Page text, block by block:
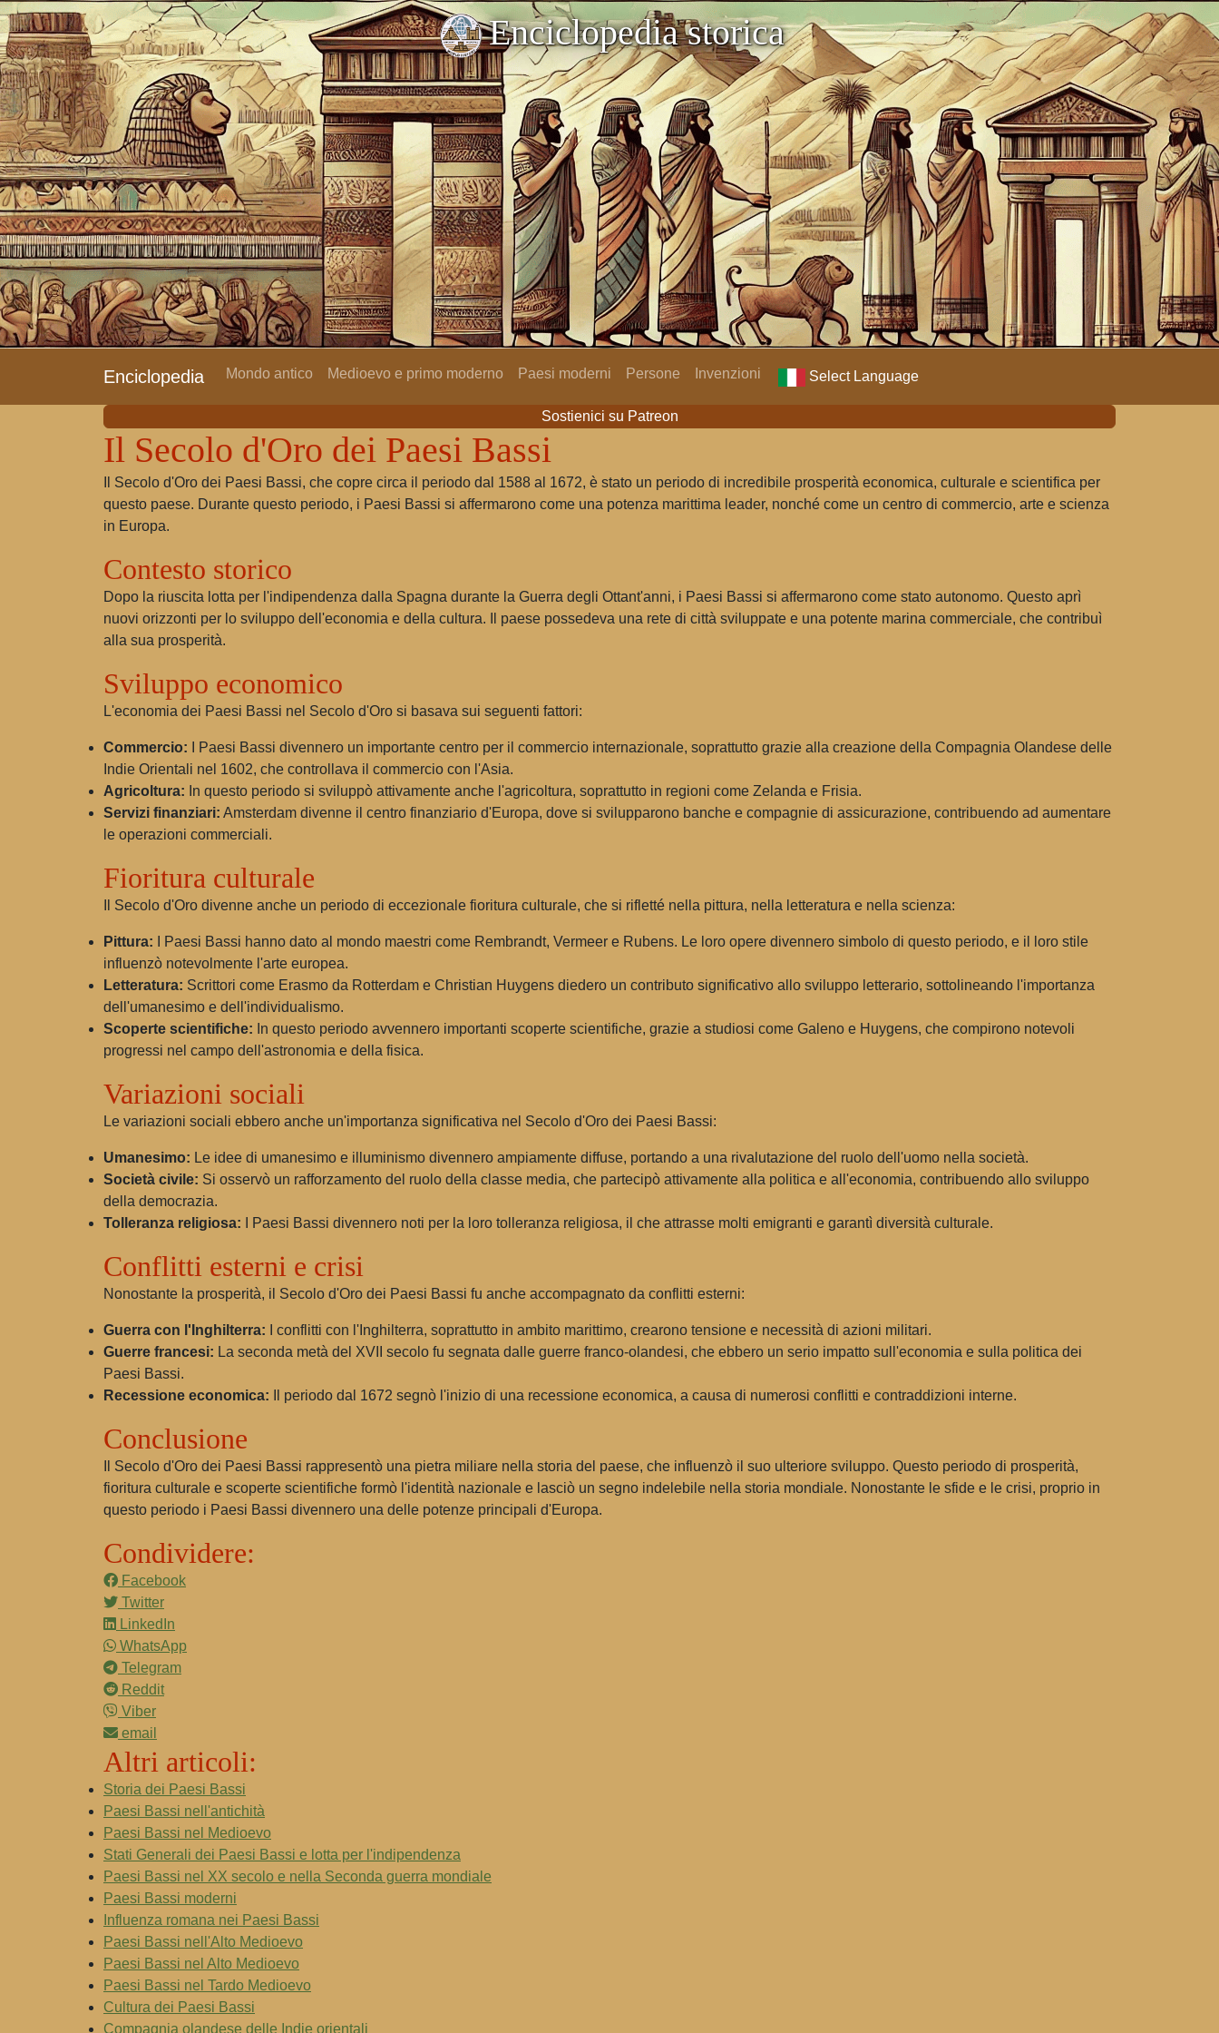
Enciclopedia storica
Enciclopedia Mondo antico Medioevo e primo moderno Paesi moderni Persone Invenzioni Select Language
Sostienici su Patreon
Il Secolo d'Oro dei Paesi Bassi
Il Secolo d'Oro dei Paesi Bassi, che copre circa il periodo dal 1588 al 1672, è stato un periodo di incredibile prosperità economica, culturale e scientifica per
questo paese. Durante questo periodo, i Paesi Bassi si affermarono come una potenza marittima leader, nonché come un centro di commercio, arte e scienza
in Europa.
Contesto storico
Dopo la riuscita lotta per l'indipendenza dalla Spagna durante la Guerra degli Ottant'anni, i Paesi Bassi si affermarono come stato autonomo. Questo aprì
nuovi orizzonti per lo sviluppo dell'economia e della cultura. Il paese possedeva una rete di città sviluppate e una potente marina commerciale, che contribuì
alla sua prosperità.
Sviluppo economico
L'economia dei Paesi Bassi nel Secolo d'Oro si basava sui seguenti fattori:
Commercio: I Paesi Bassi divennero un importante centro per il commercio internazionale, soprattutto grazie alla creazione della Compagnia Olandese delle
Indie Orientali nel 1602, che controllava il commercio con l'Asia.
Agricoltura: In questo periodo si sviluppò attivamente anche l'agricoltura, soprattutto in regioni come Zelanda e Frisia.
Servizi finanziari: Amsterdam divenne il centro finanziario d'Europa, dove si svilupparono banche e compagnie di assicurazione, contribuendo ad aumentare
le operazioni commerciali.
Fioritura culturale
Il Secolo d'Oro divenne anche un periodo di eccezionale fioritura culturale, che si rifletté nella pittura, nella letteratura e nella scienza:
Pittura: I Paesi Bassi hanno dato al mondo maestri come Rembrandt, Vermeer e Rubens. Le loro opere divennero simbolo di questo periodo, e il loro stile
influenzò notevolmente l'arte europea.
Letteratura: Scrittori come Erasmo da Rotterdam e Christian Huygens diedero un contributo significativo allo sviluppo letterario, sottolineando l'importanza
dell'umanesimo e dell'individualismo.
Scoperte scientifiche: In questo periodo avvennero importanti scoperte scientifiche, grazie a studiosi come Galeno e Huygens, che compirono notevoli
progressi nel campo dell'astronomia e della fisica.
Variazioni sociali
Le variazioni sociali ebbero anche un'importanza significativa nel Secolo d'Oro dei Paesi Bassi:
Umanesimo: Le idee di umanesimo e illuminismo divennero ampiamente diffuse, portando a una rivalutazione del ruolo dell'uomo nella società.
Società civile: Si osservò un rafforzamento del ruolo della classe media, che partecipò attivamente alla politica e all'economia, contribuendo allo sviluppo
della democrazia.
Tolleranza religiosa: I Paesi Bassi divennero noti per la loro tolleranza religiosa, il che attrasse molti emigranti e garantì diversità culturale.
Conflitti esterni e crisi
Nonostante la prosperità, il Secolo d'Oro dei Paesi Bassi fu anche accompagnato da conflitti esterni:
Guerra con l'Inghilterra: I conflitti con l'Inghilterra, soprattutto in ambito marittimo, crearono tensione e necessità di azioni militari.
Guerre francesi: La seconda metà del XVII secolo fu segnata dalle guerre franco-olandesi, che ebbero un serio impatto sull'economia e sulla politica dei
Paesi Bassi.
Recessione economica: Il periodo dal 1672 segnò l'inizio di una recessione economica, a causa di numerosi conflitti e contraddizioni interne.
Conclusione
Il Secolo d'Oro dei Paesi Bassi rappresentò una pietra miliare nella storia del paese, che influenzò il suo ulteriore sviluppo. Questo periodo di prosperità,
fioritura culturale e scoperte scientifiche formò l'identità nazionale e lasciò un segno indelebile nella storia mondiale. Nonostante le sfide e le crisi, proprio in
questo periodo i Paesi Bassi divennero una delle potenze principali d'Europa.
Condividere:
Facebook
Twitter
LinkedIn
WhatsApp
Telegram
Reddit
Viber
email
Altri articoli:
Storia dei Paesi Bassi
Paesi Bassi nell'antichità
Paesi Bassi nel Medioevo
Stati Generali dei Paesi Bassi e lotta per l'indipendenza
Paesi Bassi nel XX secolo e nella Seconda guerra mondiale
Paesi Bassi moderni
Influenza romana nei Paesi Bassi
Paesi Bassi nell'Alto Medioevo
Paesi Bassi nel Alto Medioevo
Paesi Bassi nel Tardo Medioevo
Cultura dei Paesi Bassi
Compagnia olandese delle Indie orientali